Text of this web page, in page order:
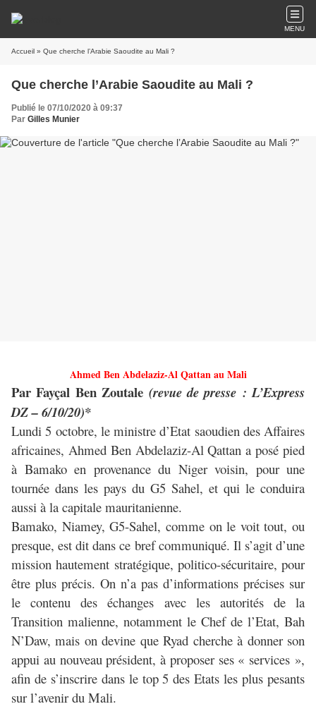
MENU
Accueil » Que cherche l’Arabie Saoudite au Mali ?
Que cherche l’Arabie Saoudite au Mali ?
Publié le 07/10/2020 à 09:37
Par Gilles Munier
Ahmed Ben Abdelaziz-Al Qattan au Mali
Par Fayçal Ben Zoutale (revue de presse : L’Express
DZ – 6/10/20)*
Lundi 5 octobre, le ministre d’Etat saoudien des Affaires
africaines, Ahmed Ben Abdelaziz-Al Qattan a posé pied
à Bamako en provenance du Niger voisin, pour une
tournée dans les pays du G5 Sahel, et qui le conduira
aussi à la capitale mauritanienne.
Bamako, Niamey, G5-Sahel, comme on le voit tout, ou
presque, est dit dans ce bref communiqué. Il s’agit d’une
mission hautement stratégique, politico-sécuritaire, pour
être plus précis. On n’a pas d’informations précises sur
le contenu des échanges avec les autorités de la
Transition malienne, notamment le Chef de l’Etat, Bah
N’Daw, mais on devine que Ryad cherche à donner son
appui au nouveau président, à proposer ses « services »,
afin de s’inscrire dans le top 5 des Etats les plus pesants
sur l’avenir du Mali.